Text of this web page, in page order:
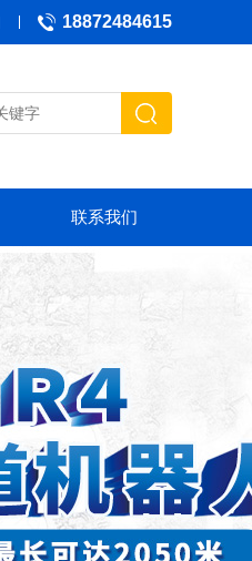
18872484615
联系我们